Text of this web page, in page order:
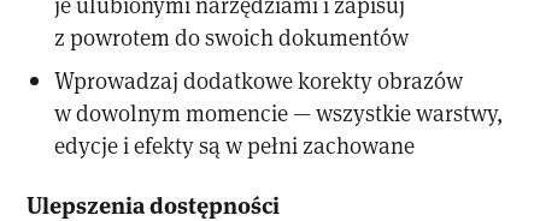
z powrotem do swoich dokumentów
Wprowadzaj dodatkowe korekty obrazów
w dowolnym momencie — wszystkie warstwy,
edycje i efekty są w pełni zachowane
Ulepszenia dostępności